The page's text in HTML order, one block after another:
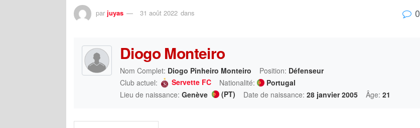
par juyas 31 août 2022 dans 0
Diogo Monteiro
Nom Complet: Diogo Pinheiro Monteiro Position: Défenseur
Club actuel:
Servette FC Nationalité:
Portugal
Lieu de naissance: Genève (PT) Date de naissance: 28 janvier 2005 Âge: 21